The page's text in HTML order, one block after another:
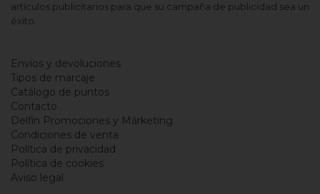
artículos publicitarios para que su campaña de publicidad sea un
éxito.
Envíos y devoluciones
Tipos de marcaje
Catálogo de puntos
Contacto
Delfín Promociones y Márketing
Condiciones de venta
Política de privacidad
Política de cookies
Aviso legal